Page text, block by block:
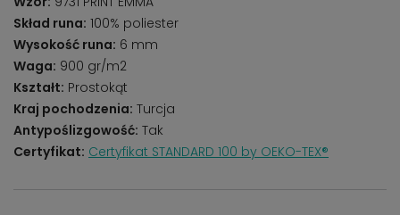
Skład runa: 100% poliester
Wysokość runa: 6 mm
Waga: 900 gr/m2
Kształt: Prostokąt
Kraj pochodzenia: Turcja
Antypoślizgowość: Tak
Certyfikat: Certyfikat STANDARD 100 by OEKO-TEX®